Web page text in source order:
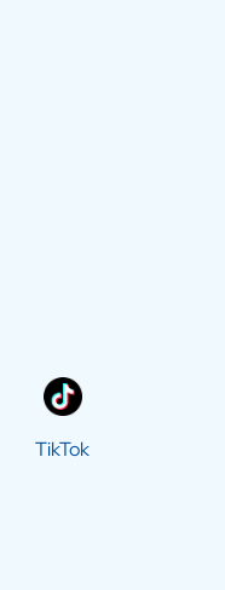
TikTok